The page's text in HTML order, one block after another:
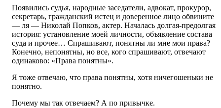
Появились судья, народные заседатели, адвокат, прокурор,
секретарь, гражданский истец и доверенное лицо обвините
— ля — Николай Попков, актер. Началась долгая-предолгая
история: установление моей личности, объявление состава
суда и прочее… Спрашивают, понятны ли мне мои права?
Конечно, непонятны, но все, кого спрашивают, отвечают
одинаково: «Права понятны».
Я тоже отвечаю, что права понятны, хотя ничегошеньки не
понятно.
Почему мы так отвечаем? А по привычке.